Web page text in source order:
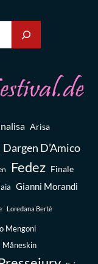
Arisa
Dargen D’Amico
Fedez Finale
Gianni Morandi
Loredana Bertè
Mengoni
Måneskin